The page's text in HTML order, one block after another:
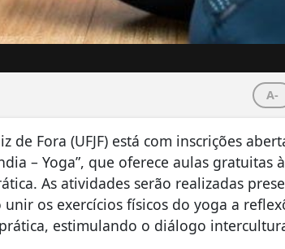
A-
de Fora (UFJF) está com inscrições
– Yoga”, que oferece aulas gratuitas
As atividades serão realizadas
os exercícios físicos do yoga a
estimulando o diálogo